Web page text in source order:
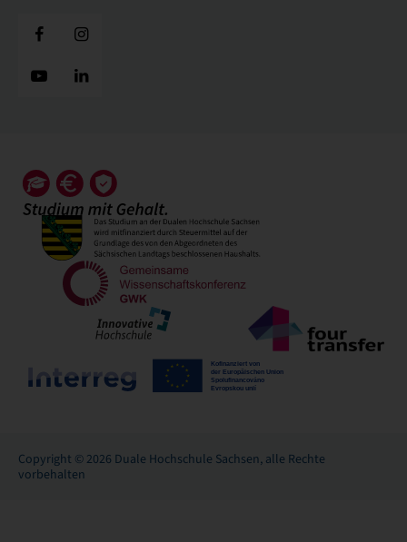
Copyright © 2026 Duale Hochschule Sachsen, alle Rechte
vorbehalten